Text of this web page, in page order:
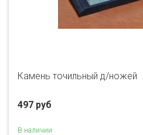
Камень точильный д/ножей
497 руб
В наличии